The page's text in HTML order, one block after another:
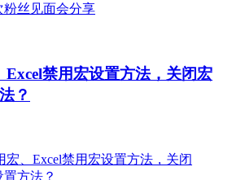
禁用宏设置方法，关闭宏
？